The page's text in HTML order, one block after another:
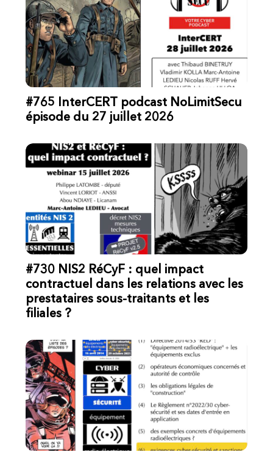
#765 InterCERT podcast NoLimitSecu
épisode du 27 juillet 2026
#730 NIS2 RéCyF : quel impact
contractuel dans les relations avec les
prestataires sous-traitants et les
filiales ?